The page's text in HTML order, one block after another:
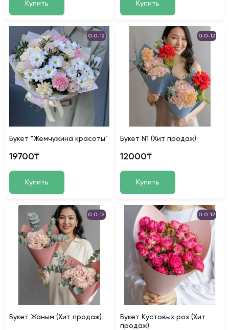
Купить Купить
0-0-12
Букет "Жемчужина красоты"
19700₸
Купить
0-0-12
Букет N1 (Хит продаж)
12000₸
Купить
0-0-12
Букет Жаным (Хит продаж)
0-0-12
Букет Кустовых роз (Хит
продаж)